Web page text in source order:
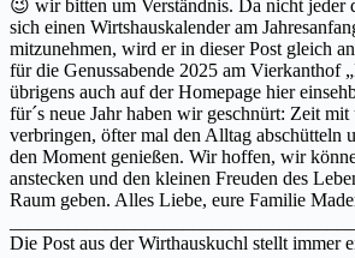
😉 wir bitten um Verständnis. Da nicht jeder
sich einen Wirtshauskalender am
mitzunehmen, wird er in dieser Post gleich
für die Genussabende 2025 am Vierkanthof
übrigens auch auf der Homepage hier
für´s neue Jahr haben wir geschnürt: Zeit mit
verbringen, öfter mal den Alltag abschütteln
den Moment genießen. Wir hoffen, wir
anstecken und den kleinen Freuden des
Raum geben. Alles Liebe, eure Familie
Die Post aus der Wirthauskuchl stellt immer